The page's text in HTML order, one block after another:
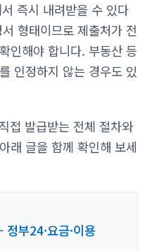
즉시 내려받을 수 있다
형태이므로 제출처가 전
인해야 합니다. 부동산 등
인정하지 않는 경우도 있
접 발급받는 전체 절차와
래 글을 함께 확인해 보세
부24·요금·이용